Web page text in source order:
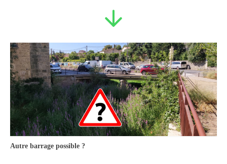
Autre barrage possible ?